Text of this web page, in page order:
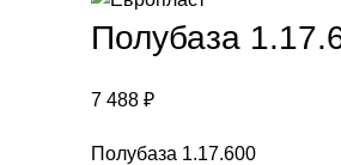
Полубаза
7 488 ₽
Полубаза 1.17.600